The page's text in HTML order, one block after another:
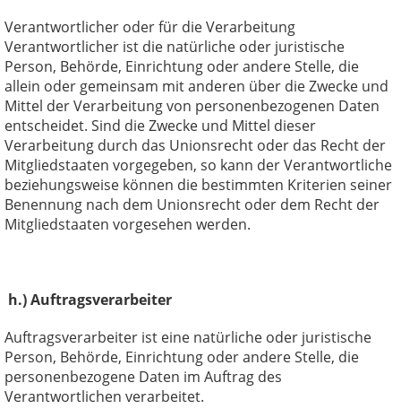
Verantwortlicher oder für die Verarbeitung
Verantwortlicher ist die natürliche oder juristische
Person, Behörde, Einrichtung oder andere Stelle, die
allein oder gemeinsam mit anderen über die Zwecke und
Mittel der Verarbeitung von personenbezogenen Daten
entscheidet. Sind die Zwecke und Mittel dieser
Verarbeitung durch das Unionsrecht oder das Recht der
Mitgliedstaaten vorgegeben, so kann der Verantwortliche
beziehungsweise können die bestimmten Kriterien seiner
Benennung nach dem Unionsrecht oder dem Recht der
Mitgliedstaaten vorgesehen werden.
h.) Auftragsverarbeiter
Auftragsverarbeiter ist eine natürliche oder juristische
Person, Behörde, Einrichtung oder andere Stelle, die
personenbezogene Daten im Auftrag des
Verantwortlichen verarbeitet.